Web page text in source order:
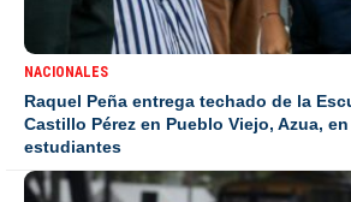
NACIONALES
Raquel Peña entrega techado de la
Castillo Pérez en Pueblo Viejo, Azua,
estudiantes